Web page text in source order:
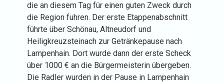
die an diesem Tag für einen guten Zweck durch
die Region fuhren. Der erste Etappenabschnitt
führte über Schönau, Altneudorf und
Heiligkreuzsteinach zur Getränkepause nach
Lampenhain. Dort wurde dann der erste Scheck
über 1000 € an die Bürgermeisterin übergeben.
Die Radler wurden in der Pause in Lampenhain